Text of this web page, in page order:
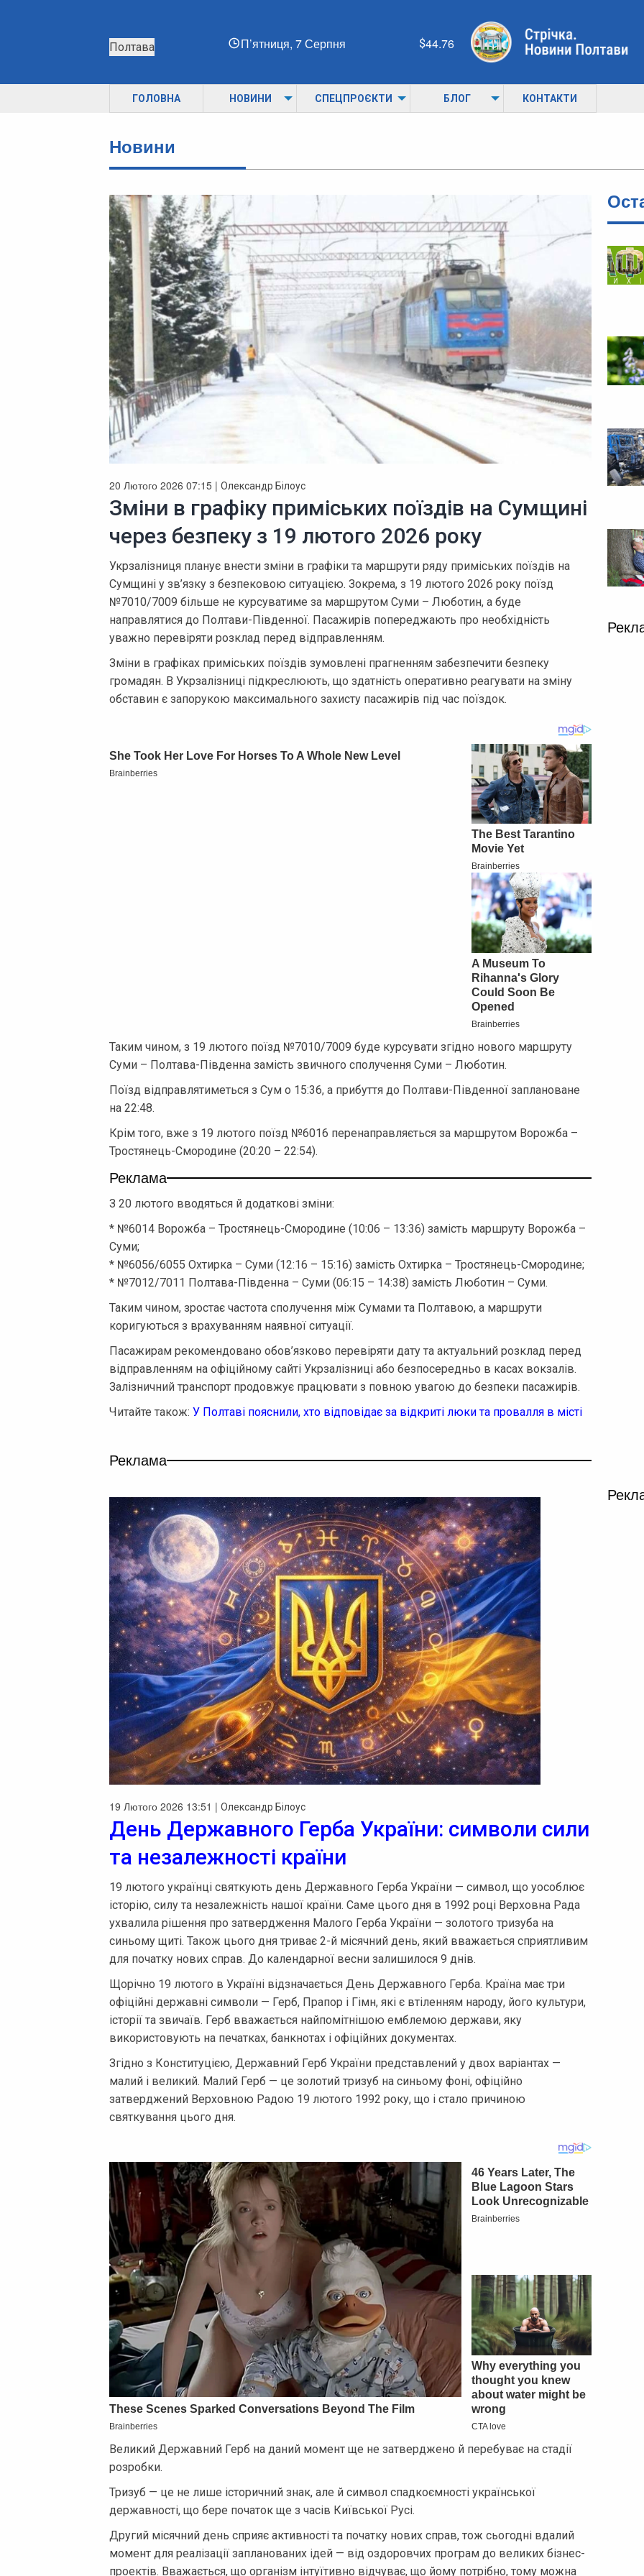
Полтава П’ятниця, 7 Серпня 44.76
ГОЛОВНА НОВИНИ СПЕЦПРОЄКТИ БЛОГ КОНТАКТИ
Новини
20 Лютого 2026 07:15 | Олександр Білоус
Зміни в графіку приміських поїздів на Сумщині
через безпеку з 19 лютого 2026 року
Укрзалізниця планує внести зміни в графіки та маршрути ряду приміських поїздів на
Сумщині у зв’язку з безпековою ситуацією. Зокрема, з 19 лютого 2026 року поїзд
№7010/7009 більше не курсуватиме за маршрутом Суми – Люботин, а буде
направлятися до Полтави-Південної. Пасажирів попереджають про необхідність
уважно перевіряти розклад перед відправленням.
Зміни в графіках приміських поїздів зумовлені прагненням забезпечити безпеку
громадян. В Укрзалізниці підкреслюють, що здатність оперативно реагувати на зміну
обставин є запорукою максимального захисту пасажирів під час поїздок.
Таким чином, з 19 лютого поїзд №7010/7009 буде курсувати згідно нового маршруту
Суми – Полтава-Південна замість звичного сполучення Суми – Люботин.
Поїзд відправлятиметься з Сум о 15:36, а прибуття до Полтави-Південної заплановане
на 22:48.
Крім того, вже з 19 лютого поїзд №6016 перенаправляється за маршрутом Ворожба –
Тростянець-Смородине (20:20 – 22:54).
Реклама
З 20 лютого вводяться й додаткові зміни:
* №6014 Ворожба – Тростянець-Смородине (10:06 – 13:36) замість маршруту Ворожба –
Суми;
* №6056/6055 Охтирка – Суми (12:16 – 15:16) замість Охтирка – Тростянець-Смородине;
* №7012/7011 Полтава-Південна – Суми (06:15 – 14:38) замість Люботин – Суми.
Таким чином, зростає частота сполучення між Сумами та Полтавою, а маршрути
коригуються з врахуванням наявної ситуації.
Пасажирам рекомендовано обов’язково перевіряти дату та актуальний розклад перед
відправленням на офіційному сайті Укрзалізниці або безпосередньо в касах вокзалів.
Залізничний транспорт продовжує працювати з повною увагою до безпеки пасажирів.
Читайте також: У Полтаві пояснили, хто відповідає за відкриті люки та провалля в місті
Реклама
19 Лютого 2026 13:51 | Олександр Білоус
День Державного Герба України: символи сили
та незалежності країни
19 лютого українці святкують день Державного Герба України — символ, що уособлює
історію, силу та незалежність нашої країни. Саме цього дня в 1992 році Верховна Рада
ухвалила рішення про затвердження Малого Герба України — золотого тризуба на
синьому щиті. Також цього дня триває 2-й місячний день, який вважається сприятливим
для початку нових справ. До календарної весни залишилося 9 днів.
Щорічно 19 лютого в Україні відзначається День Державного Герба. Країна має три
офіційні державні символи — Герб, Прапор і Гімн, які є втіленням народу, його культури,
історії та звичаїв. Герб вважається найпомітнішою емблемою держави, яку
використовують на печатках, банкнотах і офіційних документах.
Згідно з Конституцією, Державний Герб України представлений у двох варіантах —
малий і великий. Малий Герб — це золотий тризуб на синьому фоні, офіційно
затверджений Верховною Радою 19 лютого 1992 року, що і стало причиною
святкування цього дня.
Великий Державний Герб на даний момент ще не затверджено й перебуває на стадії
розробки.
Тризуб — це не лише історичний знак, але й символ спадкоємності української
державності, що бере початок ще з часів Київської Русі.
Другий місячний день сприяє активності та початку нових справ, тож сьогодні вдалий
момент для реалізації запланованих ідей — від оздоровчих програм до великих бізнес-
проектів. Вважається, що організм інтуїтивно відчуває, що йому потрібно, тому можна